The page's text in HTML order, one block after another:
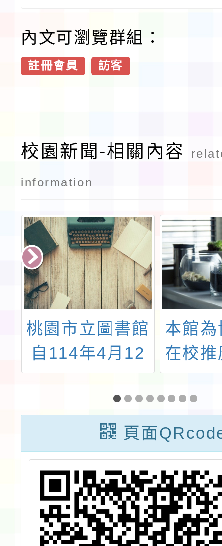
內文可瀏覽群組：
註冊會員 訪客
校園新聞-相關內容
information
桃園市立圖書館
自114年4月12
日至114年4月
27日止，辧理
「文學長河 古
今經典賞析」首
波講座
本館
在校
學知
「115
十字
空與
活動
簡章1
協助
頁面